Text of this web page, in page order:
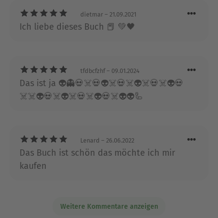
erzählt und mit lustigen Rätseln von Spiegel-
Bestseller-Autor Magnus Myst
Magnus Myst leitet neben seiner Arbeit als Magier
die Agentur für Zeitreisen, Quantenmagie und
Abenteuer. Davon abgesehen ist er ein ganz
Ausblenden
dietmar – 21.09.2021
Ich liebe dieses Buch 📕 💚🖤
tfdbcfzhf– 09.01.2024
Das ist ja 👽👻💀☠️💀👽☠️💀☠️👽☠️💀☠️👽💀
☠️☠️👽💀☠️👽☠️💀☠️👽💀☠️👽👽🦾
Lenard – 26.06.2022
Das Buch ist schön das möchte ich mir
kaufen
Weitere Kommentare anzeigen